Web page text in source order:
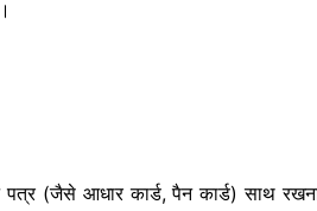
(जैसे आधार कार्ड, पैन कार्ड) साथ रखना